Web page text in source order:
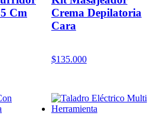
Cm
Crema Depilatoria
Cara
$135.000